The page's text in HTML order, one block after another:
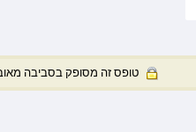
טופס זה מסופק בסביבה